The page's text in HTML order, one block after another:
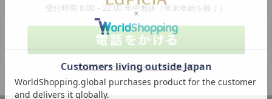
受付時間 8:00～22:00 年中無休（年末年始を除く）
カスタマーハラスメントについて